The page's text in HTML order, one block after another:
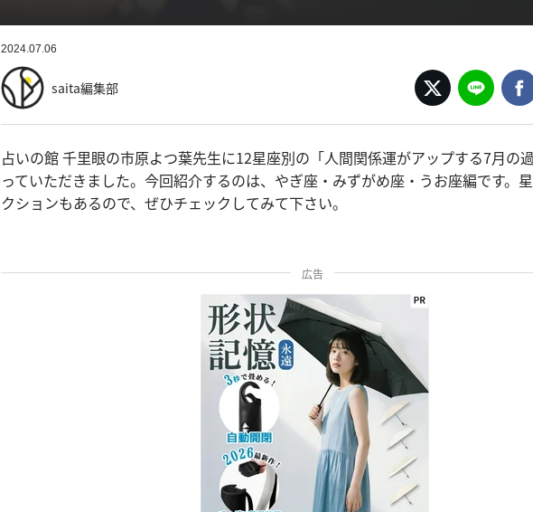
2024.07.06
saita編集部
占いの館 千里眼の市原よつ葉先生に12星座別の「人間関係運がアップする7月の
っていただきました。今回紹介するのは、やぎ座・みずがめ座・うお座編です。
クションもあるので、ぜひチェックしてみて下さい。
広告